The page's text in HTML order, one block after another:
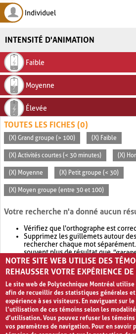
Individuel
INTENSITÉ D'ANIMATION
Faible
Moyenne
Élevée
TOUTES LES FICHES (0)
(X) Grand groupe (> 100) (X) Faible
(X) Activités courtes (< 30 minutes) (X)
(X) Moyenne (X) Petit groupe (< 30)
(X) Moyen groupe (entre 30 et 100)
Votre recherche n'a donné aucun
Vérifiez que l'orthographe est
Supprimez les guillemets autour
rechercher chaque mot séparément.
souvent plus de résultat que
Envisagez d'élargir votre recherche
retournera souvent plus de résultat
NOTRE SITE WEB UTILISE DES
REHAUSSER VOTRE EXPÉRIENCE
Le site web de Polytechnique Montréal
afin de recueillir des statistiques générales
expérience à ses visiteurs. En naviguant sur
l’utilisation de ces témoins selon les
d’utilisation. Vous pouvez refuser les
vos paramètres de navigation. Pour en savoir